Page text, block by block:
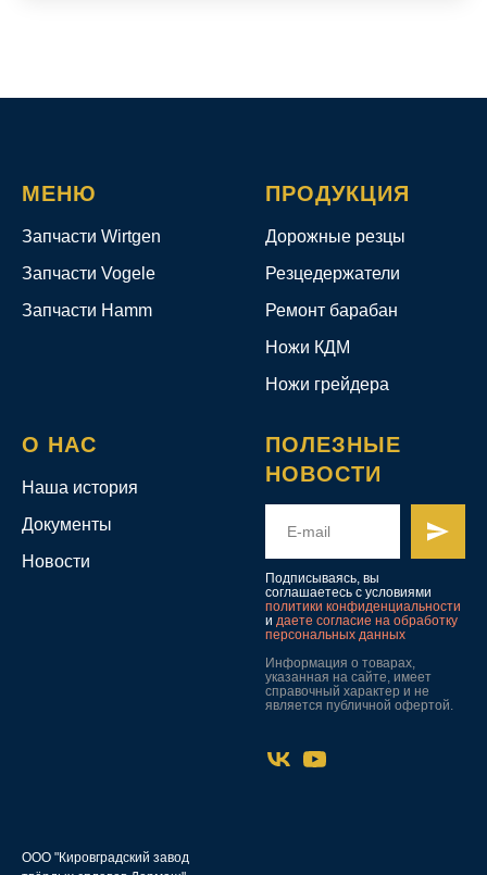
МЕНЮ
Запчасти Wirtgen
Запчасти Vogele
Запчасти Hamm
ПРОДУКЦИЯ
Дорожные резцы
Резцедержатели
Ремонт барабан
Ножи КДМ
Ножи грейдера
О НАС
Наша история
Документы
Новости
ПОЛЕЗНЫЕ
НОВОСТИ
Подписываясь, вы
соглашаетесь с условиями
политики конфиденциальности
и даете согласие на обработку
персональных данных
Информация о товарах,
указанная на сайте, имеет
справочный характер и не
является публичной офертой.
ООО "Кировградский завод